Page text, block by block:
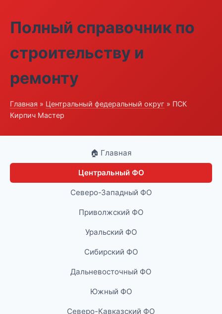
Полный справочник по
строительству и
ремонту
Главная » Центральный федеральный округ » ПСК
Кирпич Мастер
🏠 Главная
Центральный ФО
Северо-Западный ФО
Приволжский ФО
Уральский ФО
Сибирский ФО
Дальневосточный ФО
Южный ФО
Северо-Кавказский ФО